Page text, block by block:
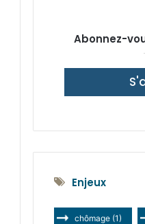
Abonnez-
Enjeux
chômage (1)